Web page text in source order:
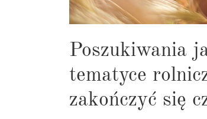
Poszukiwania
tematyce
zakończyć się